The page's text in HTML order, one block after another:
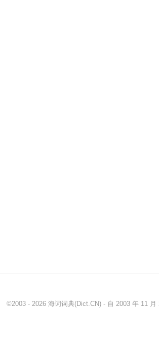
©2003 - 2026 海词词典(Dict.CN) - 自 2003 年 11